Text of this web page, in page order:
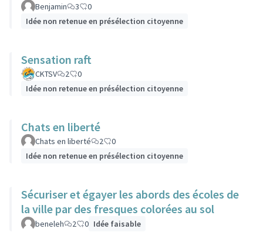
Benjamin 3
0
Idée non retenue en présélection citoyenne
Sensation raft
CKTSV 2
0
Idée non retenue en présélection citoyenne
Chats en liberté
Chats en liberté 2
0
Idée non retenue en présélection citoyenne
Sécuriser et égayer les abords des écoles de
la ville par des fresques colorées au sol
beneleh 2 0 Idée faisable